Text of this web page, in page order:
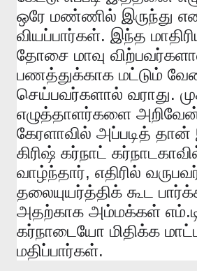
ஒரே மண்ணில் இருந்து
வியப்பார்கள். இந்த
தோசை மாவு
பணத்துக்காக மட்டும்
செய்பவர்களால் வராது.
எழுத்தாளர்களை
கேரளாவில் அப்படித் தான்
கிரிஷ் கர்நாட்
வாழ்ந்தார், எதிரில்
தலையுயர்த்திக் கூட
அதற்காக அம்மக்கள் எம்.
கர்நாடையோ மிதிக்க
மதிப்பார்கள்.